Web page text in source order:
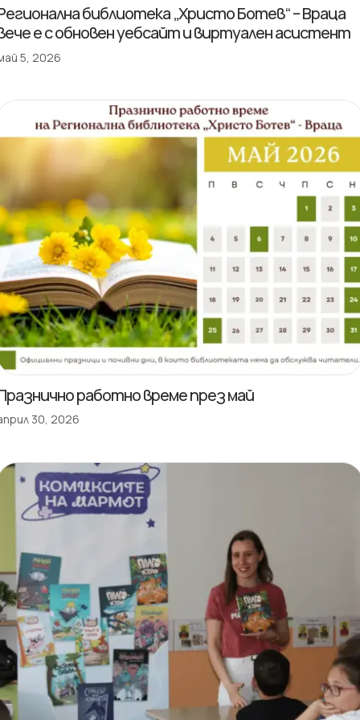
библиотека „Христо Ботев“ – Враца
е с обновен уебсайт и виртуален асистент
5, 2026
работно време през май
30, 2026